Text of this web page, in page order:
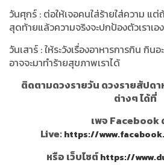
วันศุกร์ : ต่อให้เจอคนใส่ร้ายใส่ความ แต่
สุดท้ายแล้วความจริงจะปกป้องตัวเราเอง
วันเสาร์ : ให้ระวังเรื่องอาหารการกิน กินอ
อาจจะมาทำร้ายสุขภาพเราได้
ติดตามดวงรายวัน ดวงรายสัปด
ต่างๆ ได้ที่
เพจ Facebook
Live:https://
หรือ เว็บไซต์https://